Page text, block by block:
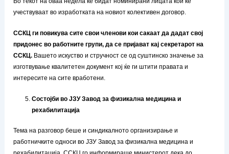
учествуваат во изработката на новиот колективен договор.
ССКЦ ги повикува сите свои членови кои сакаат да дадат свој
придонес во работните групи, да се пријават кај секретарот на
ССКЦ. Вашето искуство и стручност се од суштинско значење за
изготвување квалитетен документ кој ќе ги штити правата и
интересите на сите вработени.
Состојби во ЈЗУ Завод за физикална медицина и
рехабилитација
Тема на разговор беше и синдикалното организирање и
работничките односи во ЈЗУ Завод за физикална медицина и